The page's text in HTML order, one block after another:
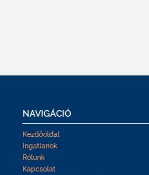
NAVIGÁCIÓ
Kezdőoldal
Ingatlanok
Rólunk
Kapcsolat